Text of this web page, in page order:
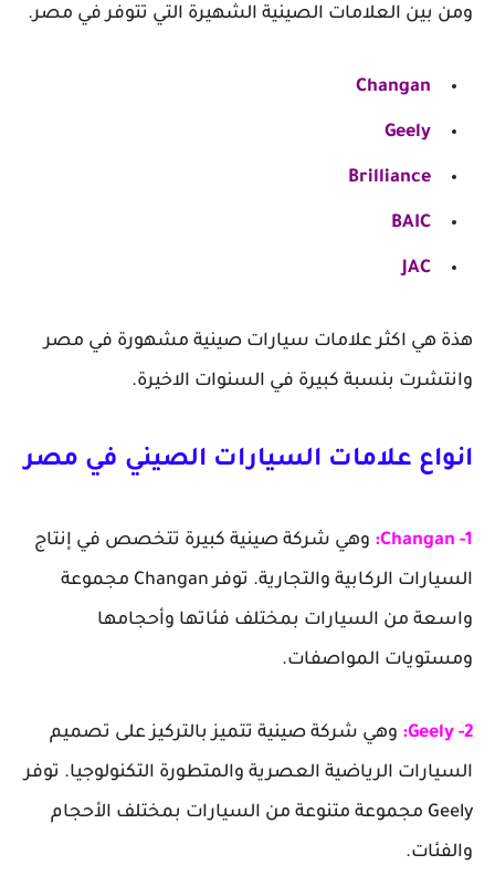
ومن بين العلامات الصينية الشهيرة التي تتوفر في مصر.
Changan
Geely
Brilliance
BAIC
JAC
هذة هي اكثر علامات سيارات صينية مشهورة في مصر
وانتشرت بنسبة كبيرة في السنوات الاخيرة.
انواع علامات السيارات الصيني في مصر
1- Changan:
وهي شركة صينية كبيرة تتخصص في إنتاج
السيارات الركابية والتجارية. توفر Changan مجموعة
واسعة من السيارات بمختلف فئاتها وأحجامها
ومستويات المواصفات.
2- Geely:
وهي شركة صينية تتميز بالتركيز على تصميم
السيارات الرياضية العصرية والمتطورة التكنولوجيا. توفر
Geely مجموعة متنوعة من السيارات بمختلف الأحجام
والفئات.